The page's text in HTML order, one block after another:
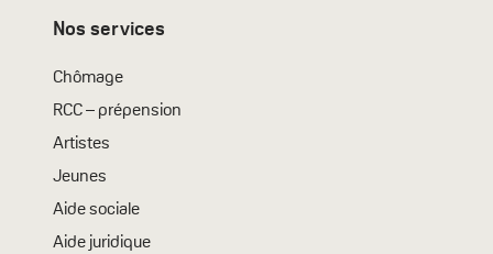
Nos services
Chômage
RCC – prépension
Artistes
Jeunes
Aide sociale
Aide juridique